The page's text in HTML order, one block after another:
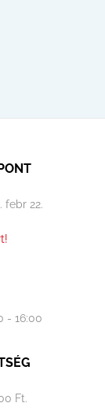
febr 22.
- 16:00
Ft.